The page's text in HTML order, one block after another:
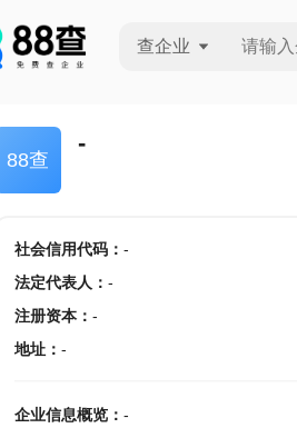
查企业
88查
-
社会信用代码： -
法定代表人 ： -
注册资本： -
地址： -
企业信息概览： -